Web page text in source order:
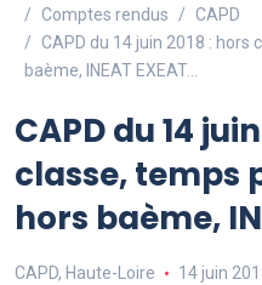
Comptes rendus
CAPD
CAPD du 14 juin 2018 : hors
baème, INEAT EXEAT…
CAPD du 14
classe, temps
hors baème,
CAPD, Haute-Loire 14 juin